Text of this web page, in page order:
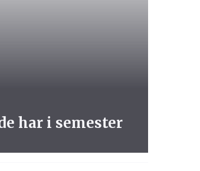
har i semester